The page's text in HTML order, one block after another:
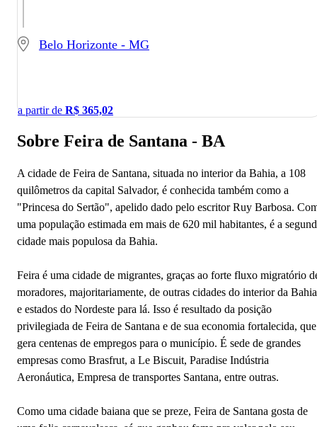
Belo Horizonte - MG
a partir de R$ 365,02
Sobre Feira de Santana - BA
A cidade de Feira de Santana, situada no interior da Bahia, a 108
quilômetros da capital Salvador, é conhecida também como a
"Princesa do Sertão", apelido dado pelo escritor Ruy Barbosa.
uma população estimada em mais de 620 mil habitantes, é a
cidade mais populosa da Bahia.
Feira é uma cidade de migrantes, graças ao forte fluxo migratório
moradores, majoritariamente, de outras cidades do interior da Bahia
e estados do Nordeste para lá. Isso é resultado da posição
privilegiada de Feira de Santana e de sua economia fortalecida, que
gera centenas de empregos para o município. É sede de grandes
empresas como Brasfrut, a Le Biscuit, Paradise Indústria
Aeronáutica, Empresa de transportes Santana, entre outras.
Como uma cidade baiana que se preze, Feira de Santana gosta de